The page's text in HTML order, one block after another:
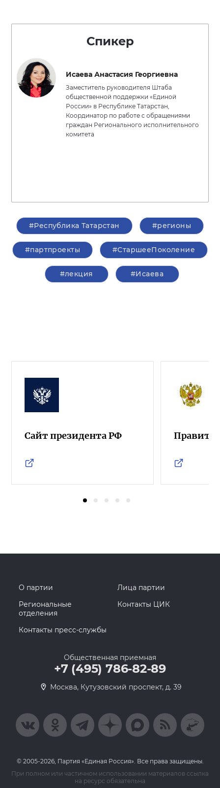
Спикер
Исаева Анастасия Георгиевна
Заместитель руководителя Штаба
общественной поддержки «Единой
России» в Республике Татарстан,
Координатор по работе с обращениями
граждан Регионального исполнительного
комитета
#Республика Татарстан #регионы
#партпроекты #СтаршееПоколение
#лекция #Исаева
Сайт президента РФ
О партии
Лица партии
Региональные
отделения
Контакты ЦИК
Контакты пресс-службы
Общественная приемная
+7 (495) 786-82-89
Москва, Кутузовский проспект, д. 39
© 2005-2026, Партия «Единая Россия». Все права защищены.
При полном или частичном использовании материалов ссылка
на ресурс обязательна